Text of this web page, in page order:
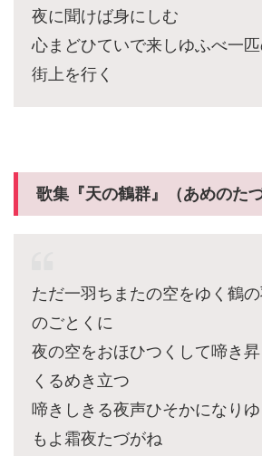
夜に聞けば身にしむ
心まどひていで来しゆふべ一
街上を行く
歌集『天の鶴群』（あめのた
ただ一羽ちまたの空をゆく鶴
のごとくに
夜の空をおほひつくして啼き
くるめき立つ
啼きしきる夜声ひそかになり
もよ霜夜たづがね